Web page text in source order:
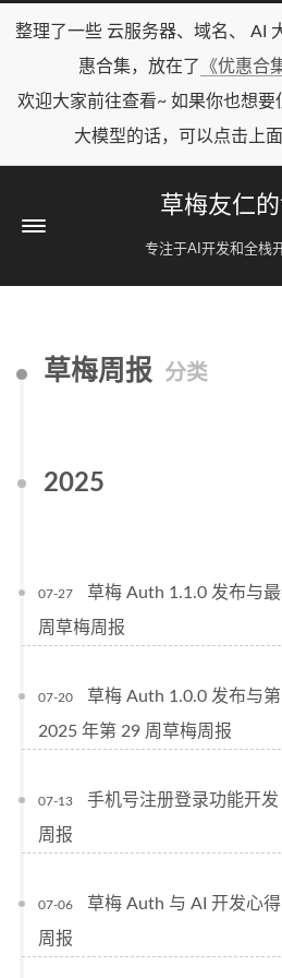
整理了一些 云服务器、域名、 AI
惠合集，放在了
《优惠合
欢迎大家前往查看~ 如果你也想要
大模型的话，可以点击上
草梅友仁
专注于AI开发和全栈
草梅周报 分类
2025
07-27
草梅 Auth 1.1.0 发布与
周草梅周报
07-20
草梅 Auth 1.0.0 发布与
2025 年第 29 周草梅周报
07-13
手机号注册登录功能开
周报
07-06
草梅 Auth 与 AI 开发心
周报